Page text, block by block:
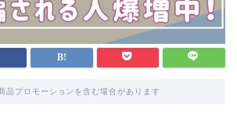
品プロモーションを含む場合があります